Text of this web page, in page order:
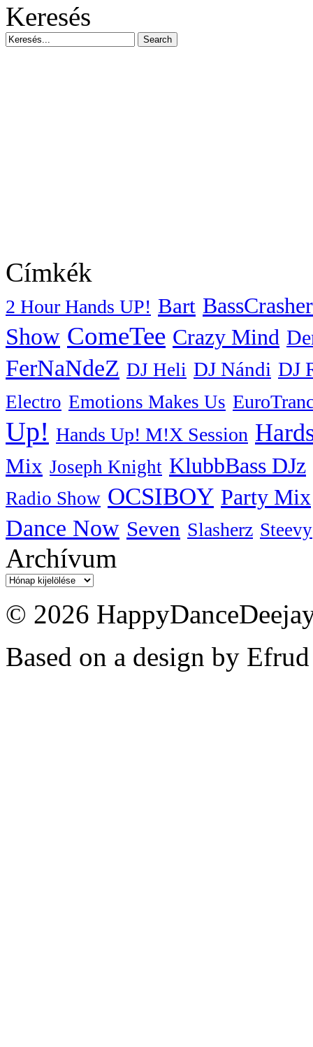
Keresés
Címkék
2 Hour Hands UP! Bart BassCrasher
Show ComeTee Crazy Mind
FerNaNdeZ DJ Heli DJ Nándi DJ
Electro Emotions Makes Us
Up! Hands Up! M!X Session
Mix Joseph Knight KlubbBass DJz
Radio Show OCSIBOY Party Mix
Dance Now Seven Slasherz Steevy
Archívum
Archívum
© 2026
Based on a design by Efrud